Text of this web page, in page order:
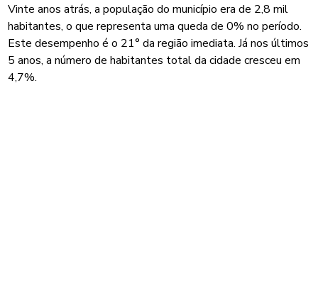
Vinte anos atrás, a população do município era de 2,8 mil
habitantes, o que representa uma queda de 0% no período.
Este desempenho é o 21° da região imediata. Já nos últimos
5 anos, a número de habitantes total da cidade cresceu em
4,7%.